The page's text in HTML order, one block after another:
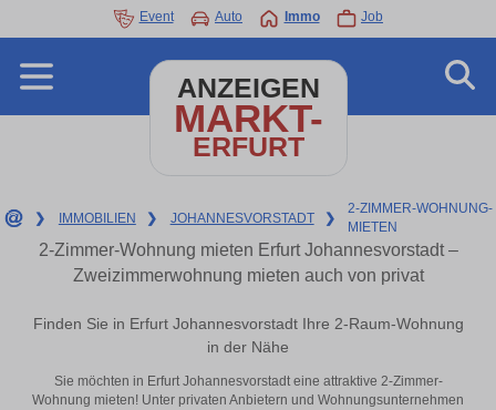
Event Auto Immo Job
ANZEIGEN
MARKT-
ERFURT
❯ IMMOBILIEN ❯ JOHANNESVORSTADT ❯
2-ZIMMER-WOHNUNG-
MIETEN
2-Zimmer-Wohnung mieten Erfurt Johannesvorstadt –
Zweizimmerwohnung mieten auch von privat
Finden Sie in Erfurt Johannesvorstadt Ihre 2-Raum-Wohnung
in der Nähe
Sie möchten in Erfurt Johannesvorstadt eine attraktive 2-Zimmer-
Wohnung mieten! Unter privaten Anbietern und Wohnungsunternehmen